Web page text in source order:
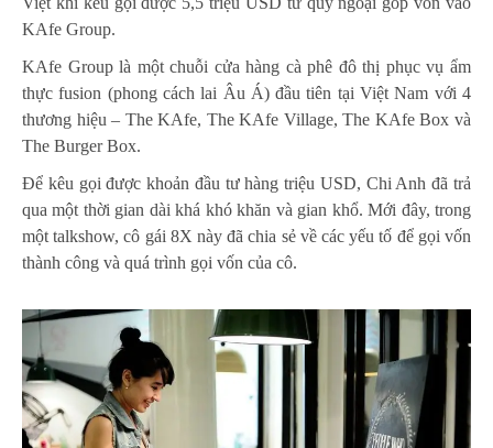
KAfe Group.
KAfe Group là một chuỗi cửa hàng cà phê đô thị phục vụ ẩm
thực fusion (phong cách lai Âu Á) đầu tiên tại Việt Nam với 4
thương hiệu – The KAfe, The KAfe Village, The KAfe Box và
The Burger Box.
Để kêu gọi được khoản đầu tư hàng triệu USD, Chi Anh đã trả
qua một thời gian dài khá khó khăn và gian khổ. Mới đây, trong
một talkshow, cô gái 8X này đã chia sẻ về các yếu tố để gọi vốn
thành công và quá trình gọi vốn của cô.